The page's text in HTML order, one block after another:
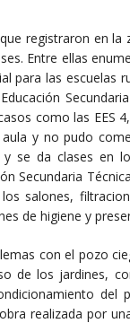
registraron en
Entre ellas
para las escuelas
como las EES
y no pudo
se da clases en
Secundaria
salones,
de higiene y
con el pozo
de los jardines,
del
realizada por